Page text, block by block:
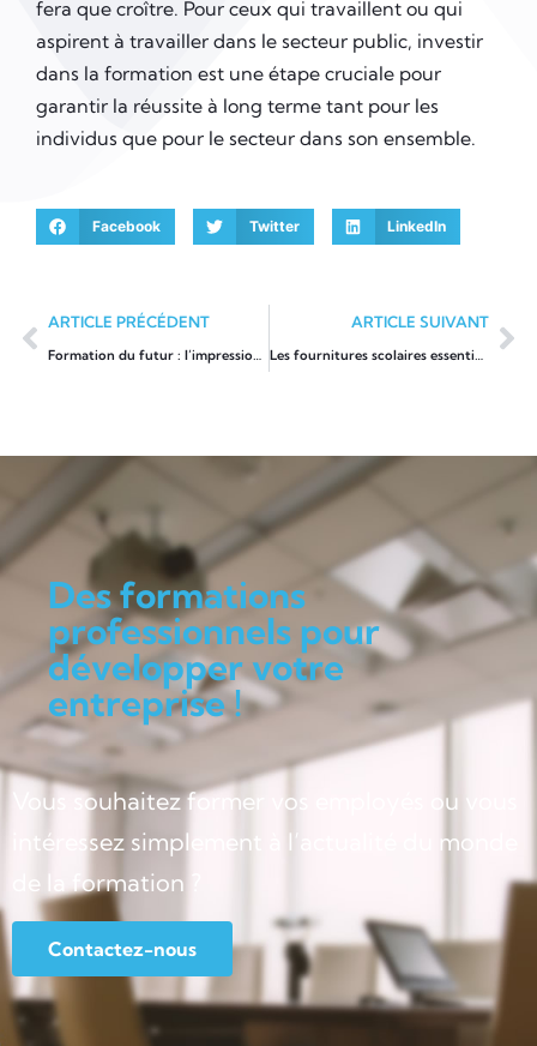
fera que croître. Pour ceux qui travaillent ou qui
aspirent à travailler dans le secteur public, investir
dans la formation est une étape cruciale pour
garantir la réussite à long terme tant pour les
individus que pour le secteur dans son ensemble.
Facebook Twitter LinkedIn
ARTICLE PRÉCÉDENT
Formation du futur : l’impressionnante croissance des classes numériques
ARTICLE SUIVANT
Les fournitures scolaires essentielles pour optimiser votre apprentissage
Des formations
professionnels pour
développer votre
entreprise !
Vous souhaitez former vos employés ou vous
intéressez simplement à l’actualité du monde
de la formation ?
Contactez-nous